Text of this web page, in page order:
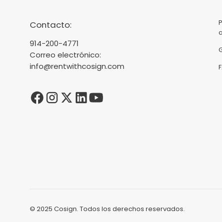
Contacto:
914-200-4771
Correo electrónico:
info@rentwithcosign.com
© 2025 Cosign. Todos los derechos reservados.